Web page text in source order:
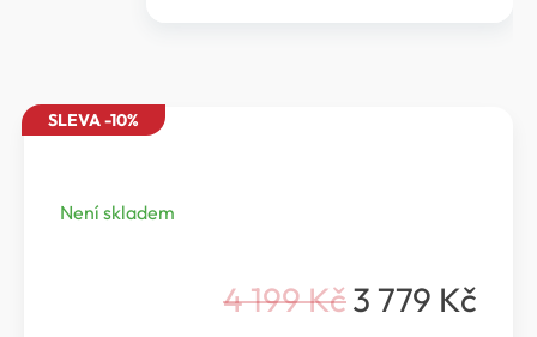
SLEVA -10%
Není skladem
4 199Kč
Původní 3 779 Kč
Aktuální